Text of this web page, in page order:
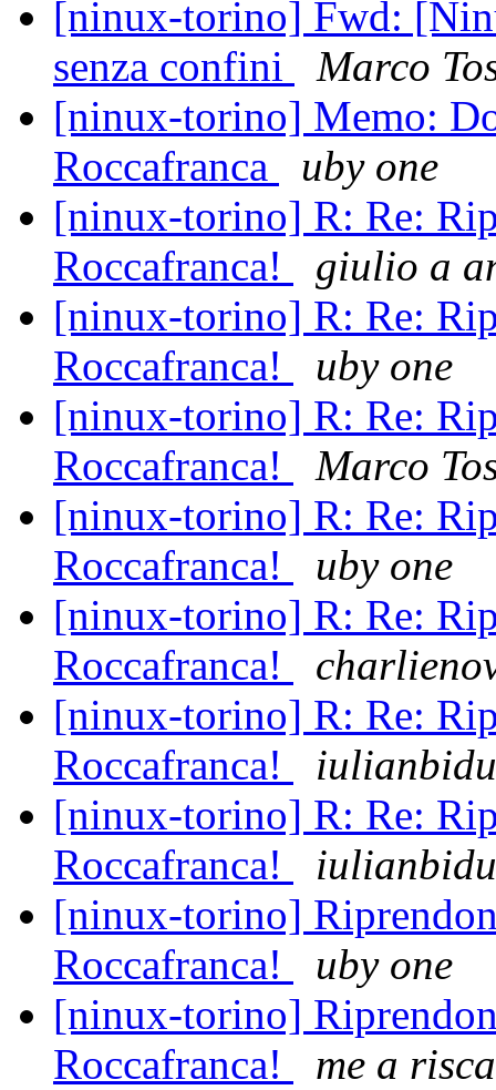
[ninux-torino] Fwd:
senza confini
Marco
[ninux-torino] Memo:
Roccafranca
uby one
[ninux-torino] R: Re:
Roccafranca!
giulio a
[ninux-torino] R: Re:
Roccafranca!
uby one
[ninux-torino] R: Re:
Roccafranca!
Marco
[ninux-torino] R: Re:
Roccafranca!
uby one
[ninux-torino] R: Re:
Roccafranca!
[ninux-torino] R: Re:
Roccafranca!
[ninux-torino] R: Re:
Roccafranca!
[ninux-torino]
Roccafranca!
uby one
[ninux-torino]
Roccafranca!
me a